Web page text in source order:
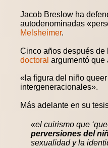
Jacob Breslow ha
autodenominadas
Melsheimer.
Cinco años después de
doctoral argumentó que
«la figura del niño
intergeneracionales».
Más adelante en su
«el cuirismo que
perversiones del
sexualidad y la